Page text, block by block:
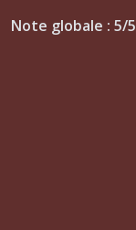
Note globale : 5/5